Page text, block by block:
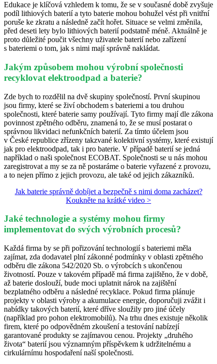
Edukace je klíčová vzhledem k tomu, že se v současné době zvyšuje
podíl lithiových baterií a tyto baterie mohou bohužel vést při vnitřní
poruše ke zkratu a následně začít hořet. Situace se velmi změnila,
před deseti lety bylo lithiových baterií podstatně méně. Aktuálně je
proto důležité poučit všechny uživatele baterií nebo zařízení
s bateriemi o tom, jak s nimi mají správně nakládat.
Jakým způsobem mohou výrobní společnosti
recyklovat elektroodpad a baterie?
Zde bych to rozdělil na dvě skupiny společností. První skupinou
jsou firmy, které se živí obchodem s bateriemi a tou druhou
společnosti, které baterie samy používají. Tyto firmy mají dle zákona
povinnost zpětného odběru, znamená to, že se musí postarat o
správnou likvidaci nefunkčních baterií. Za tímto účelem jsou
v České republice zřízeny takzvané kolektivní systémy, které existují
jak pro elektroodpad, tak i pro baterie. V případě baterií se jedná
například o naši společnost ECOBAT. Společnosti se u nás mohou
zaregistrovat a my se za ně postaráme o baterie vyřazené z provozu,
a to nejen přímo z jejich provozu, ale také od jejich zákazníků.
Jak baterie správně dobíjet a bezpečně s nimi doma zacházet?
Koukněte na krátké video >
Jaké technologie a systémy mohou firmy
implementovat do svých výrobních procesů?
Každá firma by se při pořizování technologií s bateriemi měla
zajímat, zda dodavatel plní zákonné podmínky v oblasti zpětného
odběru dle zákona 542/2020 Sb. o výrobcích s ukončenou
životností. Pouze v takovém případě má firma zajištěno, že v době,
až baterie doslouží, bude moci uplatnit nárok na zajištění
bezplatného odběru a následné recyklace. Pokud firma plánuje
projekty v oblasti výroby a akumulace energie, doporučuji zvážit i
nabídky takových baterií, které dříve sloužily pro jiné účely
(například pro pohon elektromobilů). Na trhu dnes existuje několik
firem, které po odpovědném zkoušení a testování nabízejí
garantované produkty se zajímavou cenou. Projekty „druhého
života“ baterií jsou významným příspěvkem k udržitelnému a
cirkulárnímu hospodaření naší společnosti.